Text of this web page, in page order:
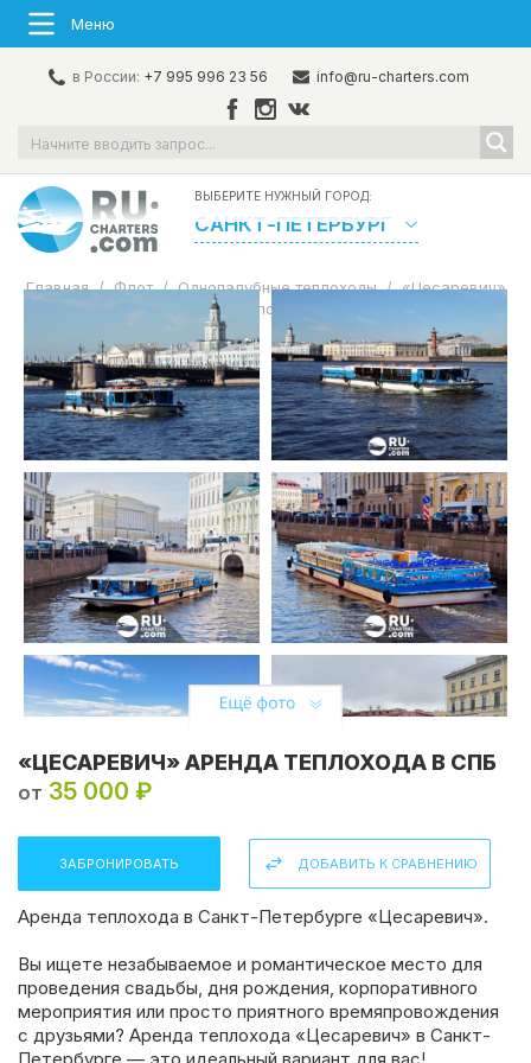
Меню
в России: +7 995 996 23 56 info@ru-charters.com
ВЫБЕРИТЕ НУЖНЫЙ ГОРОД:
САНКТ-ПЕТЕРБУРГ
Главная / Флот / Однопалубные теплоходы / «Цесаревич»
Аренда теплохода в СПб
«ЦЕСАРЕВИЧ» АРЕНДА ТЕПЛОХОДА В СПБ
от 35 000 ₽
ЗАБРОНИРОВАТЬ ДОБАВИТЬ К СРАВНЕНИЮ
Аренда теплохода в Санкт-Петербурге «Цесаревич».
Вы ищете незабываемое и романтическое место для
проведения свадьбы, дня рождения, корпоративного
мероприятия или просто приятного времяпровождения
с друзьями? Аренда теплохода «Цесаревич» в Санкт-